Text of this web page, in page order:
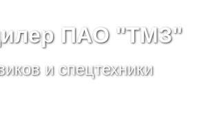
ПАО "ТМЗ"
и спецтехники